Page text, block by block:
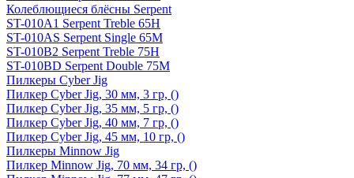
Колеблющиеся блёсны Serpent
ST-010A1 Serpent Treble 65H
ST-010AS Serpent Single 65M
ST-010B2 Serpent Treble 75H
ST-010BD Serpent Double 75M
Пилкеры Cyber Jig
Пилкер Cyber Jig, 30 мм, 3 гр, ()
Пилкер Cyber Jig, 35 мм, 5 гр, ()
Пилкер Cyber Jig, 40 мм, 7 гр, ()
Пилкер Cyber Jig, 45 мм, 10 гр, ()
Пилкеры Minnow Jig
Пилкер Minnow Jig, 70 мм, 34 гр, ()